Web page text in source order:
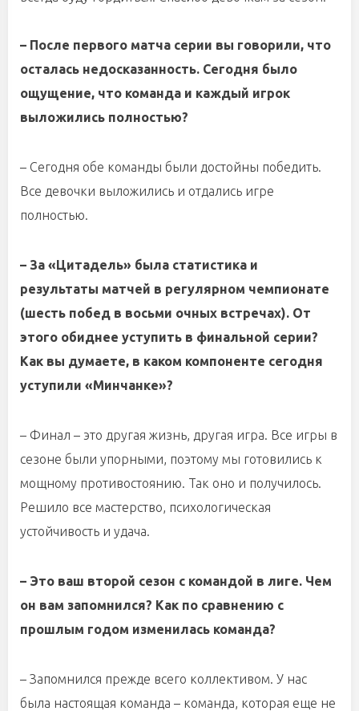
– После первого матча серии вы говорили, что
осталась недосказанность. Сегодня было
ощущение, что команда и каждый игрок
выложились полностью?
– Сегодня обе команды были достойны победить.
Все девочки выложились и отдались игре
полностью.
– За «Цитадель» была статистика и
результаты матчей в регулярном чемпионате
(шесть побед в восьми очных встречах). От
этого обиднее уступить в финальной серии?
Как вы думаете, в каком компоненте сегодня
уступили «Минчанке»?
– Финал – это другая жизнь, другая игра. Все игры в
сезоне были упорными, поэтому мы готовились к
мощному противостоянию. Так оно и получилось.
Решило все мастерство, психологическая
устойчивость и удача.
– Это ваш второй сезон с командой в лиге. Чем
он вам запомнился? Как по сравнению с
прошлым годом изменилась команда?
– Запомнился прежде всего коллективом. У нас
была настоящая команда – команда, которая еще не